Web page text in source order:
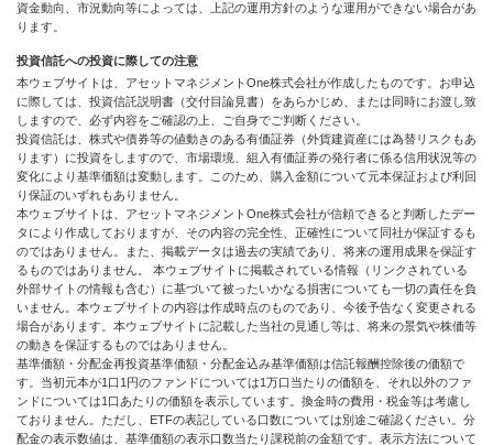
資金動向、市況動向等によっては、上記の運用方針のような運用ができない場合があ
ります。
投資信託への投資に際しての注意
本ウェブサイトは、アセットマネジメントOne株式会社が作成したものです。お申込
に際しては、投資信託説明書（交付目論見書）をあらかじめ、または同時にお渡し致
しますので、必ず内容をご確認の上、ご自身でご判断ください。
投資信託は、株式や債券等の値動きのある有価証券（外貨建資産には為替リスクもあ
ります）に投資をしますので、市場環境、組入有価証券の発行者に係る信用状況等の
変化により基準価額は変動します。このため、購入金額について元本保証および利回
り保証のいずれもありません。
本ウェブサイトは、アセットマネジメントOne株式会社が信頼できると判断したデー
タにより作成しておりますが、その内容の完全性、正確性について同社が保証するも
のではありません。また、掲載データは過去の実績であり、将来の運用成果を保証す
るものではありません。 本ウェブサイトに掲載されている情報（リンクされている
外部サイトの情報も含む）に基づいて被ったいかなる損害についても一切の責任を負
いません。本ウェブサイトの内容は作成時点のものであり、今後予告なく変更される
場合があります。本ウェブサイトに記載した当社の見通し等は、将来の景気や株価等
の動きを保証するものではありません。
基準価額・分配金再投資基準価額・分配金込み基準価額は信託報酬控除後の価額で
す。当初元本が1口1円のファンドについては1万口当たりの価額を、それ以外のファ
ンドについては1口あたりの価額を表示しています。換金時の費用・税金等は考慮し
ておりません。ただし、ETFの表記している口数については別途ご確認ください。分
配金の表示数値は、基準価額の表示口数当たり課税前の金額です。表示方法について